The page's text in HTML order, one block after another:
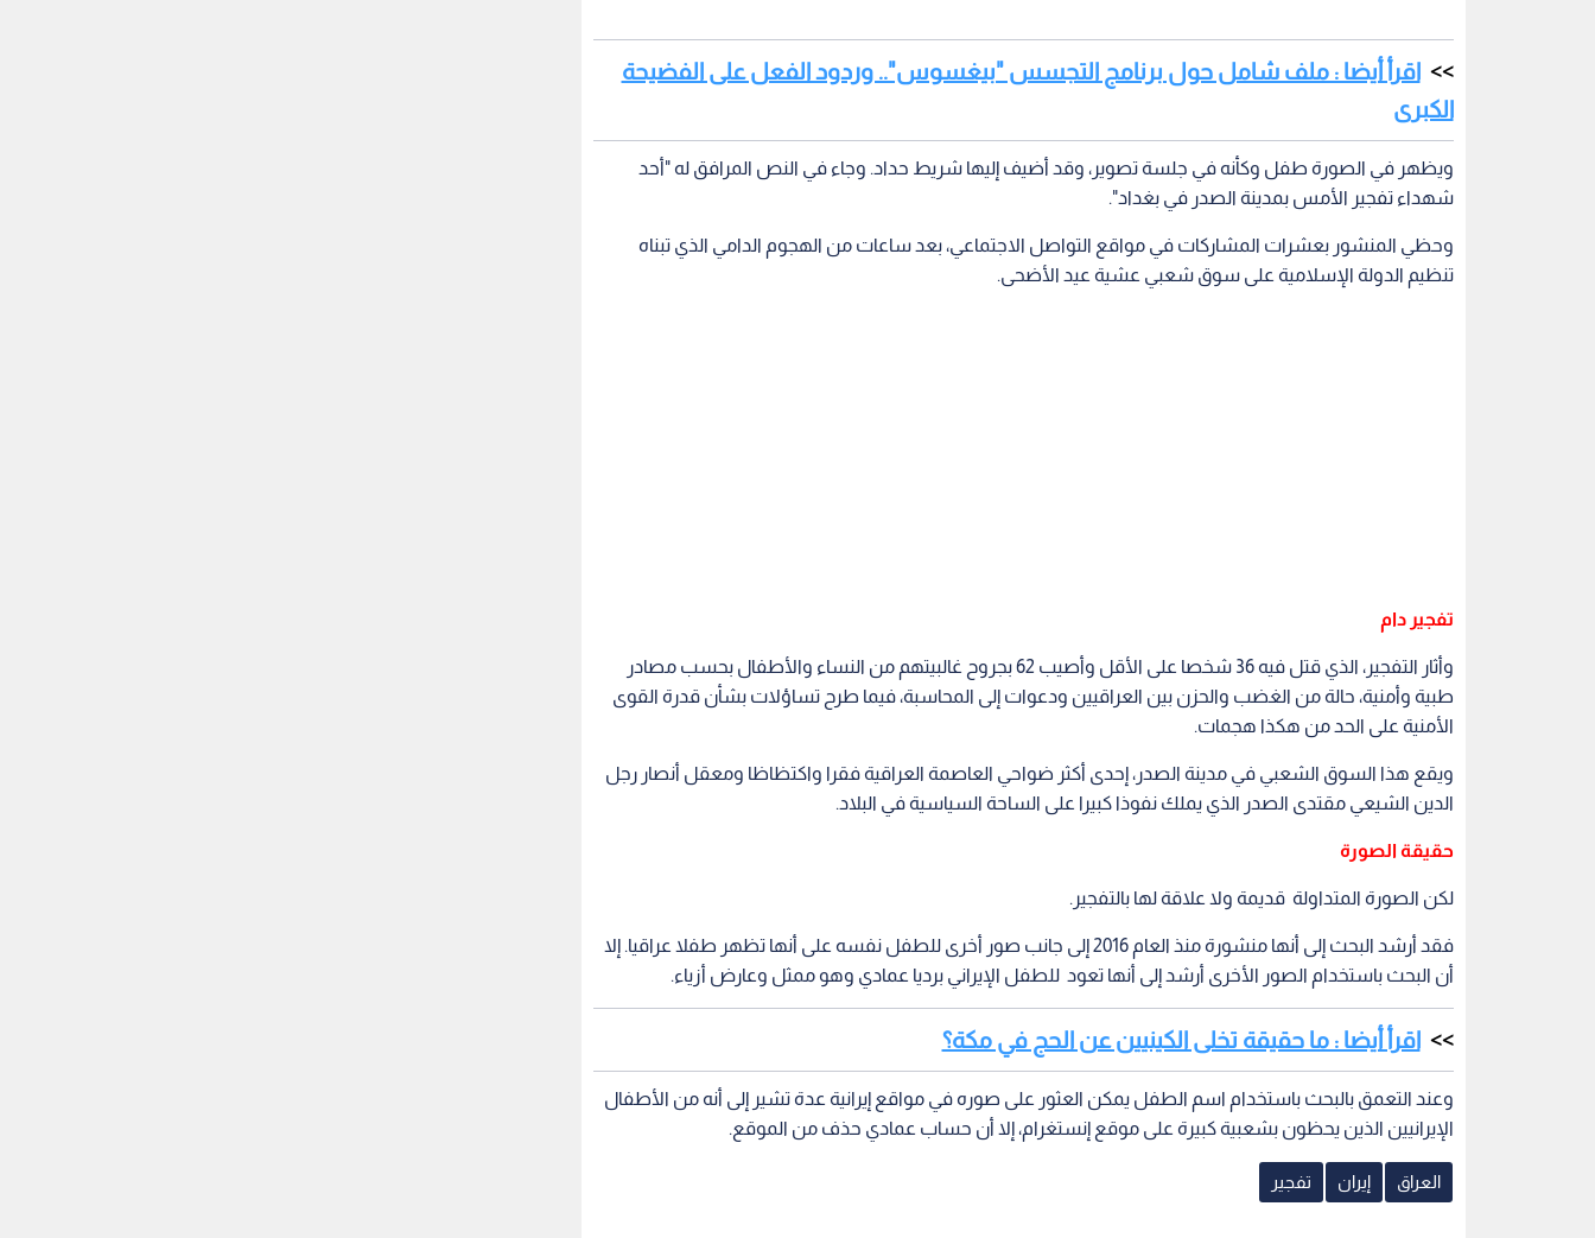
اقرأ أيضا : ملف شامل حول برنامج التجسس "بيغسوس".. وردود الفعل على الفضيحة
الكبرى
ويظهر في الصورة طفل وكأنه في جلسة تصوير، وقد أضيف إليها شريط حداد. وجاء في النص المرافق له "أحد
شهداء تفجير الأمس بمدينة الصدر في بغداد".
وحظي المنشور بعشرات المشاركات في مواقع التواصل الاجتماعي، بعد ساعات من الهجوم الدامي الذي تبناه
تنظيم الدولة الإسلامية على سوق شعبي عشية عيد الأضحى.
تفجير دام
وأثار التفجير، الذي قتل فيه 36 شخصا على الأقل وأصيب 62 بجروح غالبيتهم من النساء والأطفال بحسب مصادر
طبية وأمنية، حالة من الغضب والحزن بين العراقيين ودعوات إلى المحاسبة، فيما طرح تساؤلات بشأن قدرة القوى
الأمنية على الحد من هكذا هجمات.
ويقع هذا السوق الشعبي في مدينة الصدر، إحدى أكثر ضواحي العاصمة العراقية فقرا واكتظاظا ومعقل أنصار رجل
الدين الشيعي مقتدى الصدر الذي يملك نفوذا كبيرا على الساحة السياسية في البلاد.
حقيقة الصورة
لكن الصورة المتداولة قديمة ولا علاقة لها بالتفجير.
فقد أرشد البحث إلى أنها منشورة منذ العام 2016 إلى جانب صور أخرى للطفل نفسه على أنها تظهر طفلا عراقيا. إلا
أن البحث باستخدام الصور الأخرى أرشد إلى أنها تعود للطفل الإيراني برديا عمادي وهو ممثل وعارض أزياء.
اقرأ أيضا : ما حقيقة تخلى الكينيين عن الحج في مكة؟
وعند التعمق بالبحث باستخدام اسم الطفل يمكن العثور على صوره في مواقع إيرانية عدة تشير إلى أنه من الأطفال
الإيرانيين الذين يحظون بشعبية كبيرة على موقع إنستغرام، إلا أن حساب عمادي حذف من الموقع.
العراق إيران تفجير